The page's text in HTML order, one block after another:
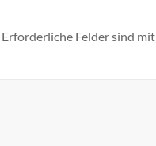
Erforderliche Felder sind mit